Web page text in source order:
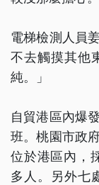
電梯檢測人員
不去觸摸其他
純。」
自貿港區內爆
班。桃園市政
位於港區內，
多人。另外七